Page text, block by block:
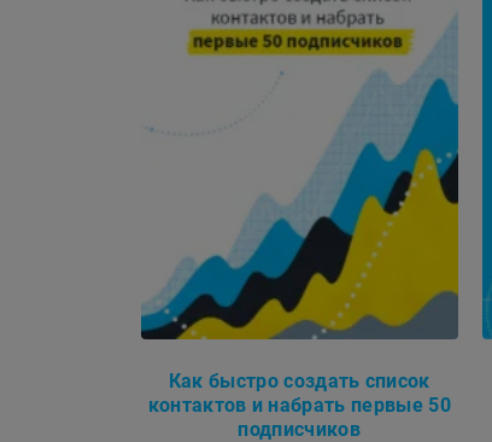
Как быстро создать список
контактов и набрать первые 50
подписчиков